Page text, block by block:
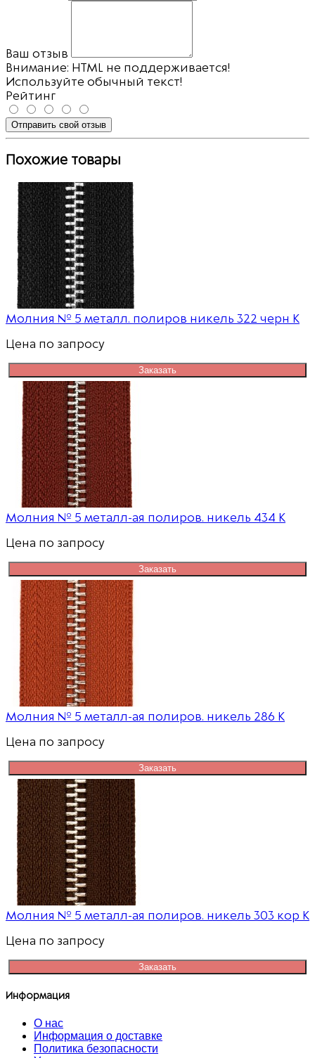
Ваш отзыв
Внимание: HTML не поддерживается!
Используйте обычный текст!
Рейтинг
Отправить свой отзыв
Похожие товары
Молния № 5 металл. полиров никель 322 черн К
Цена по запросу
Заказать
Молния № 5 металл-ая полиров. никель 434 К
Цена по запросу
Заказать
Молния № 5 металл-ая полиров. никель 286 К
Цена по запросу
Заказать
Молния № 5 металл-ая полиров. никель 303 кор К
Цена по запросу
Заказать
Информация
О нас
Информация о доставке
Политика безопасности